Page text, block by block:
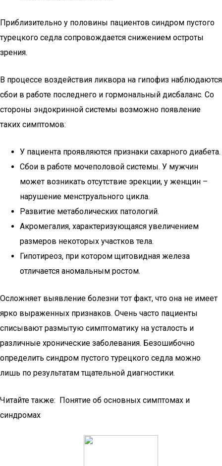
Приблизительно у половины пациентов синдром пустого
турецкого седла сопровождается снижением остроты
зрения.
В процессе воздействия ликвора на гипофиз наблюдаются
сбои в работе последнего и гормональный дисбаланс. Со
стороны эндокринной системы возможно появление
таких симптомов:
У пациента проявляются признаки сахарного диабета.
Сбои в работе мочеполовой системы. У мужчин
может возникать отсутствие эрекции, у женщин –
нарушение менструального цикла.
Развитие метаболических патологий.
Акромегалия, характеризующаяся увеличением
размеров некоторых участков тела.
Гипотиреоз, при котором щитовидная железа
отличается аномальным ростом.
Осложняет выявление болезни тот факт, что она не имеет
ярко выраженных признаков. Очень часто пациенты
списывают размытую симптоматику на усталость и
различные хронические заболевания. Безошибочно
определить синдром пустого турецкого седла можно
лишь по результатам тщательной диагностики.
Читайте также: Понятие об основных симптомах и
синдромах